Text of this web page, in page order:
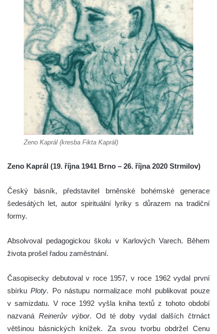
Zeno Kaprál (kresba Fikta Kaprál)
Zeno Kaprál (19. října 1941 Brno – 26. října 2020 Strmilov)
Český básník, představitel brněnské bohémské generace
šedesátých let, autor spirituální lyriky s důrazem na tradiční
formy.
Absolvoval pedagogickou školu v Karlových Varech. Během
života prošel řadou zaměstnání.
Časopisecky debutoval v roce 1957, v roce 1962 vydal první
sbírkuPloty. Po nástupu normalizace mohl publikovat pouze
v samizdatu. V roce 1992 vyšla kniha textů z tohoto období
nazvaná Reinerův výbor. Od té doby vydal dalších čtrnáct
většinou básnických knížek. Za svou tvorbu obdržel Cenu